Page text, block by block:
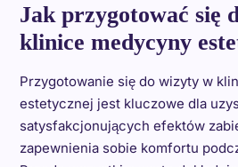
Jak przygotować się
klinice medycyny
Przygotowanie się do wizyty w
estetycznej jest kluczowe dla
satysfakcjonujących efektów
zapewnienia sobie komfortu